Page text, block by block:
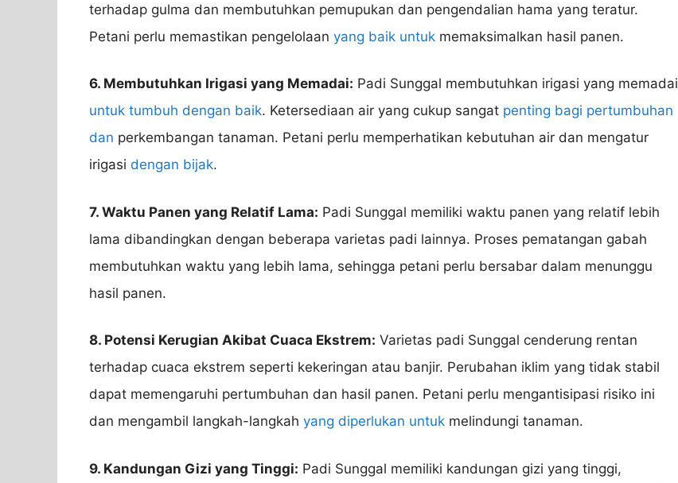
terhadap gulma dan membutuhkan pemupukan dan pengendalian hama yang teratur.
Petani perlu memastikan pengelolaan yang baik untuk memaksimalkan hasil panen.
6. Membutuhkan Irigasi yang Memadai: Padi Sunggal membutuhkan irigasi yang memadai
untuk tumbuh dengan baik. Ketersediaan air yang cukup sangat penting bagi pertumbuhan
dan perkembangan tanaman. Petani perlu memperhatikan kebutuhan air dan mengatur
irigasi dengan bijak.
7. Waktu Panen yang Relatif Lama: Padi Sunggal memiliki waktu panen yang relatif lebih
lama dibandingkan dengan beberapa varietas padi lainnya. Proses pematangan gabah
membutuhkan waktu yang lebih lama, sehingga petani perlu bersabar dalam menunggu
hasil panen.
8. Potensi Kerugian Akibat Cuaca Ekstrem: Varietas padi Sunggal cenderung rentan
terhadap cuaca ekstrem seperti kekeringan atau banjir. Perubahan iklim yang tidak stabil
dapat memengaruhi pertumbuhan dan hasil panen. Petani perlu mengantisipasi risiko ini
dan mengambil langkah-langkah yang diperlukan untuk melindungi tanaman.
9. Kandungan Gizi yang Tinggi: Padi Sunggal memiliki kandungan gizi yang tinggi,